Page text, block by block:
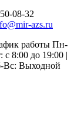
08-32
azs.ru
работы Пн-
с 8:00 до 19:00 |
Вс: Выходной